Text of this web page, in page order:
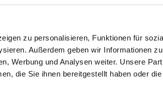
zu personalisieren, Funktionen für
Außerdem geben wir Informationen
Werbung und Analysen weiter. Unsere
die Sie ihnen bereitgestellt haben oder
zu überführen und messbar